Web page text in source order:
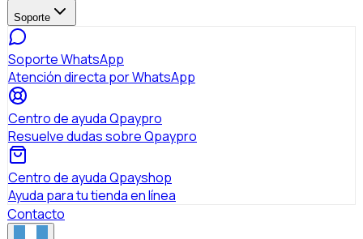
Soporte
Soporte WhatsApp
Atención directa por WhatsApp
Centro de ayuda Qpaypro
Resuelve dudas sobre Qpaypro
Centro de ayuda Qpayshop
Ayuda para tu tienda en línea
Contacto